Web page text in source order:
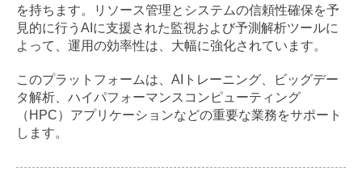
を持ちます。リソース管理とシステムの信頼性確保を予
見的に行うAIに支援された監視および予測解析ツールに
よって、運用の効率性は、大幅に強化されています。
このプラットフォームは、AIトレーニング、ビッグデー
タ解析、ハイパフォーマンスコンピューティング
（HPC）アプリケーションなどの重要な業務をサポート
します。